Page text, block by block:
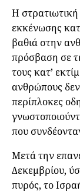
Η
εκκένωσης
βαθιά στην
πρόσβαση σε
τους κατ’
ανθρώπους
περίπλοκες
που
Μετά την
Δεκεμβρίου,
πυρός, το